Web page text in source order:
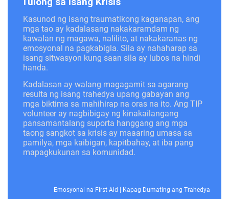
Kasunod ng isang traumatikong kaganapan, ang
mga tao ay kadalasang nakakaramdam ng
kawalan ng magawa, nalilito, at nakakaranas ng
emosyonal na pagkabigla. Sila ay nahaharap sa
isang sitwasyon kung saan sila ay lubos na hindi
handa.
Kadalasan ay walang magagamit sa agarang
resulta ng isang trahedya upang gabayan ang
mga biktima sa mahihirap na oras na ito. Ang TIP
volunteer ay nagbibigay ng kinakailangang
pansamantalang suporta hanggang ang mga
taong sangkot sa krisis ay maaaring umasa sa
pamilya, mga kaibigan, kapitbahay, at iba pang
mapagkukunan sa komunidad.
Emosyonal na First Aid | Kapag Dumating ang Trahedya